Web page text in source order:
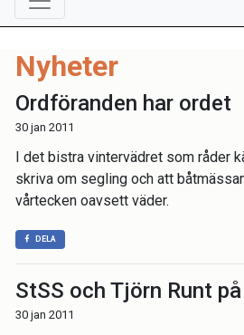
Nyheter
Ordföranden har ordet
30 jan 2011
I det bistra vintervädret som råder
skriva om segling och att
vårtecken oavsett väder.
DELA
StSS och Tjörn Runt
30 jan 2011